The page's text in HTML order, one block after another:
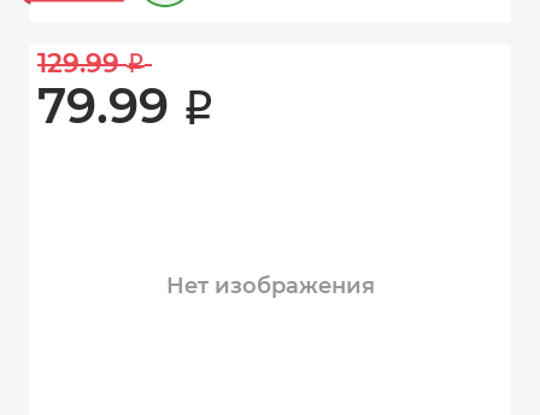
129.99 i
79.99 i
Нет изображения